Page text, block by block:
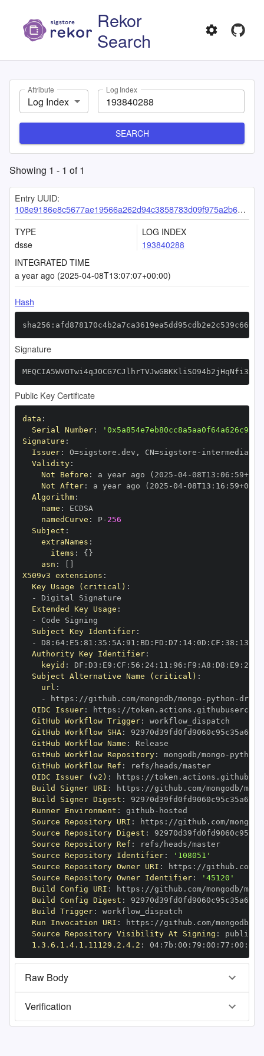
Rekor
Search
Attribute
Log Index
Log Index
SEARCH
Showing 1 - 1 of1
Entry UUID:
108e9186e8c5677ae19566a262d94c3858783d09f975a2b6e8061eba98d6830619341b24824c117e
TYPE
dsse
LOG INDEX
193840288
INTEGRATED TIME
a year ago (2025-04-08T13:07:07+00:00)
Hash
Signature
Public Key Certificate
data :
Serial Number:
Signature :
Issuer: O=sigstore.dev , CN=sigstore -
Validity:
Not Before : a year ago (2025 -04-08T13 : 06 : 59+00
Not After: a year ago (2025 -04-08T13 : 16 : 59+00
Algorithm:
name :
namedCurve : P- 256
Subject :
extraNames :
items : { }
asn :
X509v3 extensions :
Key Usage (critical) :
-
Extended Key Usage :
-
Subject Key Identifier:
-
D8 : 64: E5 : 81 : 35 : 5A : 91 : BD : FD : D7 : 14: 0D : CF : 38 : 13
Authority Key Identifier:
keyid : DF : D3 : E9 : CF : 56 : 24: 11 : 96 : F9 : A8 : D8 : E9 : 28
Subject Alternative Name (critical) :
url :
-
https : //github.com/mongodb/mongo - python -
OIDC Issuer: https :
GitHub Workflow Trigger:
GitHub Workflow SHA:
GitHub Workflow Name :
GitHub Workflow Repository: mongodb/mongo - python
GitHub Workflow Ref :
refs/heads/master
OIDC Issuer (v2) : https :
Build Signer URI : https : //github.com/mongodb/
Build Signer Digest :
Runner Environment : github -
Source Repository URI : https : //github.com/
Source Repository Digest :
Source Repository Ref :
refs/heads/master
Source Repository Identifier:
'108051'
Source Repository Owner URI : https :
Source Repository Owner Identifier:
'45120'
Build Config URI : https : //github.com/mongodb/
Build Config Digest :
Build Trigger:
Run Invocation URI : https : //github.com/mongodb/
Source Repository Visibility At Signing :
1.3.6.1.4.1.11129.2.4.2 : 04: 7b : 00 : 79 : 00 : 77 : 00 : dd
Raw Body
Verification